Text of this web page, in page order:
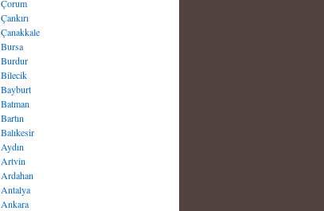
Çorum
Çankırı
Çanakkale
Bursa
Burdur
Bilecik
Bayburt
Batman
Bartın
Balıkesir
Aydın
Artvin
Ardahan
Antalya
Ankara